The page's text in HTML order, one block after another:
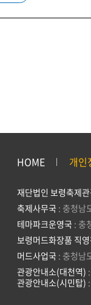
HOME 개인
재단법인 보령축제
축제사무국 : 충청남
테마파크운영국 : 충
보령머드화장품 직
머드사업국 : 충청남
관광안내소(대천역)
관광안내소(시민탑)